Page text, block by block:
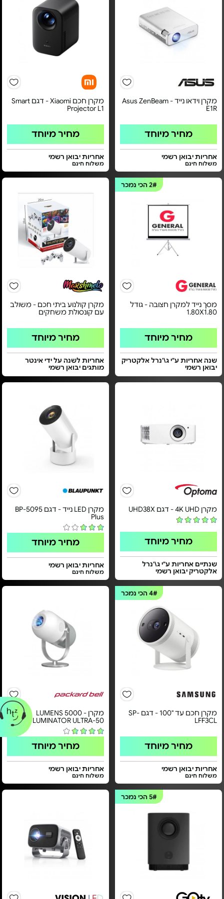
מקרן וידאו נייד - Asus ZenBeam
E1R
מחיר מיוחד
אחריות יבואן רשמי
משלוח חינם
מקרן חכם Xiaomi - דגם Smart
Projector L1
מחיר מיוחד
אחריות יבואן רשמי
משלוח חינם
2#הכי נמכר
מסך נייד למקרן חצובה - גודל
1.80X1.80
מחיר מיוחד
שנה אחריות ע"י ג\'נרל אלקטריק
יבואן רשמי
מקרן קולנוע ביתי חכם - משולב
עם קונסולת משחקים
מחיר מיוחד
אחריות לשנה על ידי אינטר
מותגים יבואן רשמי
מקרן 4K UHD - דגם UHD38X
מחיר מיוחד
שנתיים אחריות ע"י ג\'נרל
אלקטריק יבואן רשמי
מקרן LED נייד - דגם BP-5095
Plus
מחיר מיוחד
אחריות יבואן רשמי
משלוח חינם
4#הכי נמכר
מקרן חכם עד "100 - דגם SP-
LFF3CL
מחיר מיוחד
אחריות יבואן רשמי
משלוח חינם
מקרן LUMENS 5000 -
LUMINATOR ULTRA-50
מחיר מיוחד
אחריות יבואן רשמי
משלוח חינם
5#הכי נמכר